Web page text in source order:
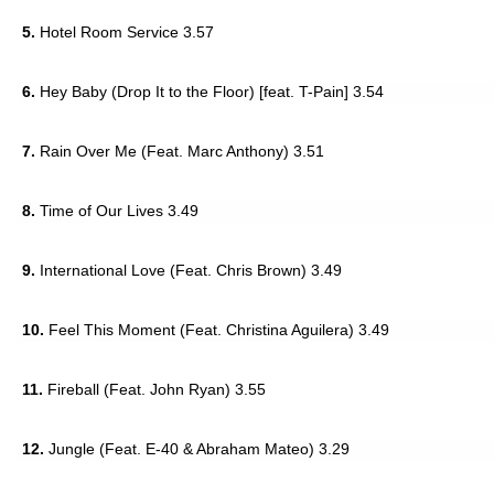
5. Hotel Room Service 3.57
6. Hey Baby (Drop It to the Floor) [feat. T-Pain] 3.54
7. Rain Over Me (Feat. Marc Anthony) 3.51
8. Time of Our Lives 3.49
9. International Love (Feat. Chris Brown) 3.49
10. Feel This Moment (Feat. Christina Aguilera) 3.49
11. Fireball (Feat. John Ryan) 3.55
12. Jungle (Feat. E-40 & Abraham Mateo) 3.29